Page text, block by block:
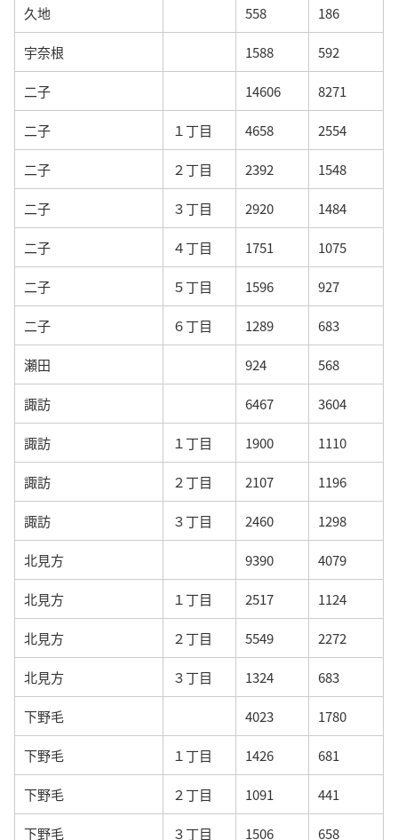
久地 558 186
宇奈根 1588 592
二子 14606 8271
二子 １丁目 4658 2554
二子 ２丁目 2392 1548
二子 ３丁目 2920 1484
二子 ４丁目 1751 1075
二子 ５丁目 1596 927
二子 ６丁目 1289 683
瀬田 924 568
諏訪 6467 3604
諏訪 １丁目 1900 1110
諏訪 ２丁目 2107 1196
諏訪 ３丁目 2460 1298
北見方 9390 4079
北見方 １丁目 2517 1124
北見方 ２丁目 5549 2272
北見方 ３丁目 1324 683
下野毛 4023 1780
下野毛 １丁目 1426 681
下野毛 ２丁目 1091 441
下野毛 ３丁目 1506 658